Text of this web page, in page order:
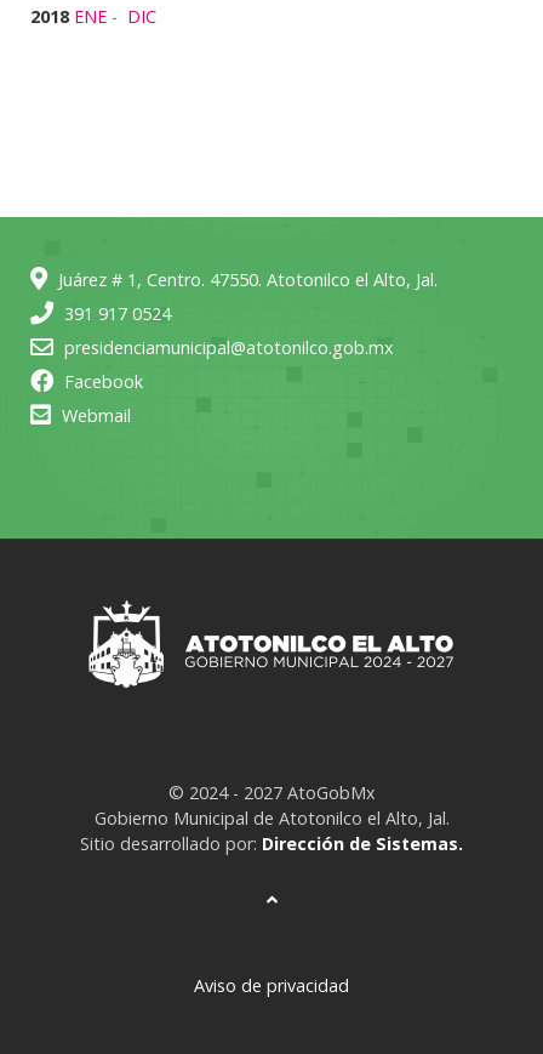
2018 ENE - DIC
Juárez # 1, Centro. 47550. Atotonilco el Alto, Jal.
391 917 0524
presidenciamunicipal@atotonilco.gob.mx
Facebook
Webmail
© 2024 - 2027 AtoGobMx
Gobierno Municipal de Atotonilco el Alto, Jal.
Sitio desarrollado por: Dirección de Sistemas.
Aviso de privacidad